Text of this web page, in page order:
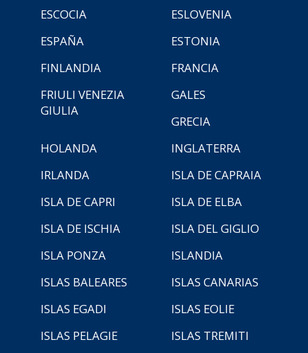
ESCOCIA
ESLOVENIA
ESPAÑA
ESTONIA
FINLANDIA
FRANCIA
FRIULI VENEZIA
GIULIA
GALES
GRECIA
HOLANDA
INGLATERRA
IRLANDA
ISLA DE CAPRAIA
ISLA DE CAPRI
ISLA DE ELBA
ISLA DE ISCHIA
ISLA DEL GIGLIO
ISLA PONZA
ISLANDIA
ISLAS BALEARES
ISLAS CANARIAS
ISLAS EGADI
ISLAS EOLIE
ISLAS PELAGIE
ISLAS TREMITI